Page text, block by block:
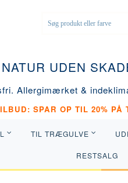
UDEN
Allergimærket &
SPAR OP TIL 20%
TIL TRÆGULVE
RESTSALG